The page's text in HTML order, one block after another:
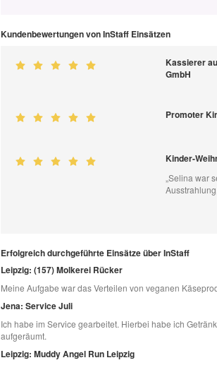
Kundenbewertungen von InStaff Einsätzen
Kassierer
GmbH
Promoter
Kinder-
„Selina war
Erfolgreich durchgeführte Einsätze über InStaff
Leipzig: (157) Molkerei Rücker
Meine Aufgabe war das Verteilen von veganen
Jena: Service Juli
Ich habe im Service gearbeitet. Hierbei habe ich
aufgeräumt.
Leipzig: Muddy Angel Run Leipzig